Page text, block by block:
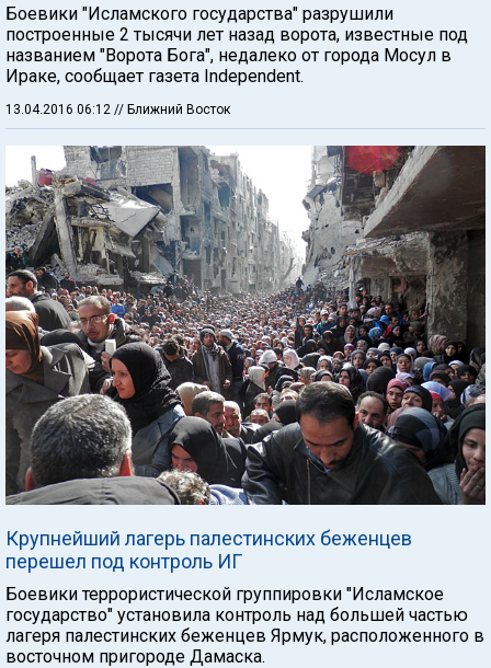
Боевики "Исламского государства" разрушили
построенные 2 тысячи лет назад ворота, известные под
названием "Ворота Бога", недалеко от города Мосул в
Ираке, сообщает газета Independent.
13.04.2016 06:12 // Ближний Восток
Крупнейший лагерь палестинских беженцев
перешел под контроль ИГ
Боевики террористической группировки "Исламское
государство" установила контроль над большей частью
лагеря палестинских беженцев Ярмук, расположенного в
восточном пригороде Дамаска.